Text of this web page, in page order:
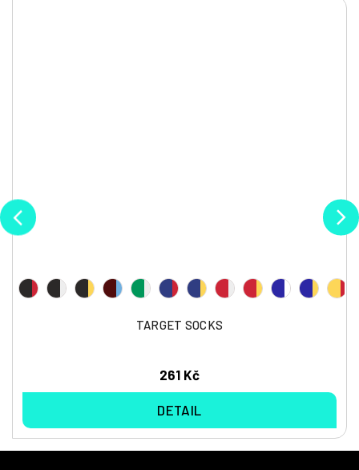
TARGET SOCKS
261 Kč
DETAIL